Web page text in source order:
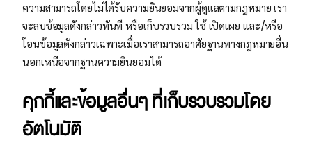
ความสามารถโดยไม่ได้รับความยินยอมจากผู้ดูแลตามกฎหมาย เรา
จะลบข้อมูลดังกล่าวทันที หรือเก็บรวบรวม ใช้ เปิดเผย และ/หรือ
โอนข้อมูลดังกล่าวเฉพาะเมื่อเราสามารถอาศัยฐานทางกฎหมายอื่น
นอกเหนือจากฐานความยินยอมได้
คุกกี้และข้อมูลอื่นๆ ที่เก็บรวบรวมโดย
อัตโนมัติ